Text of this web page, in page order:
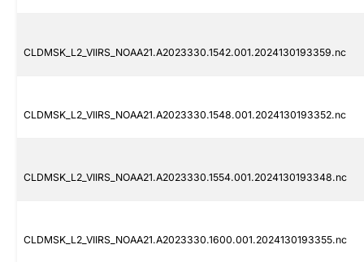
CLDMSK_L2_VIIRS_NOAA21.A2023330.1542.001.2024130193359.nc
CLDMSK_L2_VIIRS_NOAA21.A2023330.1548.001.2024130193352.nc
CLDMSK_L2_VIIRS_NOAA21.A2023330.1554.001.2024130193348.nc
CLDMSK_L2_VIIRS_NOAA21.A2023330.1600.001.2024130193355.nc